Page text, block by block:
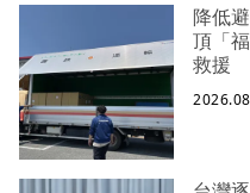
降低
頂「
救援